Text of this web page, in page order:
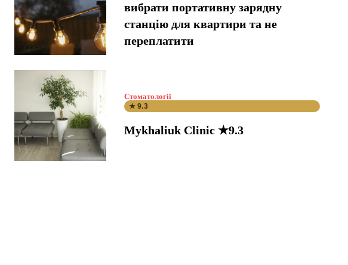
вибрати портативну зарядну
станцію для квартири та не
переплатити
Стоматології
★ 9.3
Mykhaliuk Clinic ★9.3